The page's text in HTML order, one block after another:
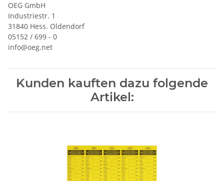
OEG GmbH
Industriestr. 1
31840 Hess. Oldendorf
05152 / 699 - 0
info@oeg.net
Kunden kauften dazu folgende
Artikel: